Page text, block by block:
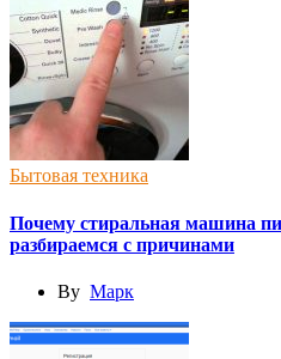
Бытовая техника
Почему стиральная машина
разбираемся с причинами
By Марк